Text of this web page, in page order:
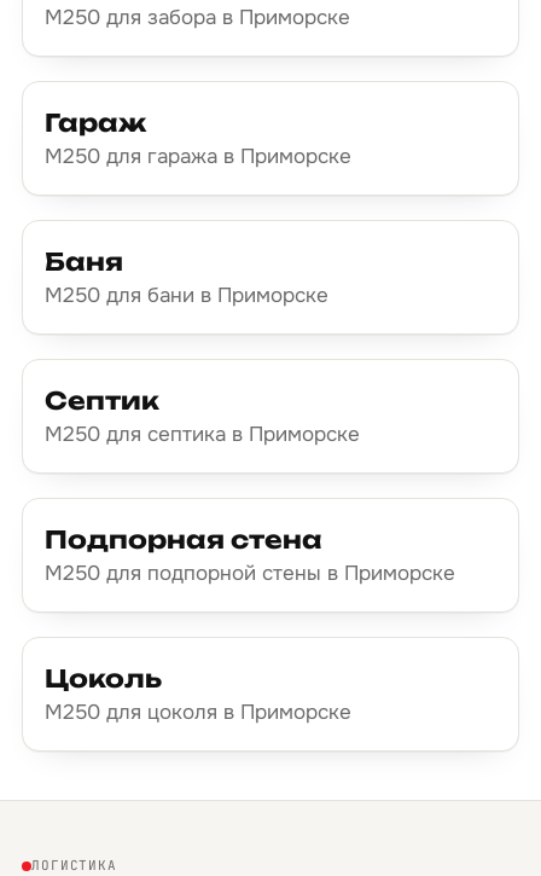
М250 для забора в Приморске
Гараж
М250 для гаража в Приморске
Баня
М250 для бани в Приморске
Септик
М250 для септика в Приморске
Подпорная стена
М250 для подпорной стены в Приморске
Цоколь
М250 для цоколя в Приморске
ЛОГИСТИКА